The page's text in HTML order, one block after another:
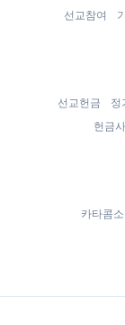
선교참여
선교헌금 정
헌금
카타콤